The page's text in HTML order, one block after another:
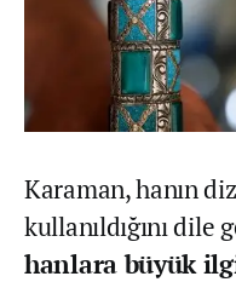
Karaman, hanın
kullanıldığını dile
hanlara büyük